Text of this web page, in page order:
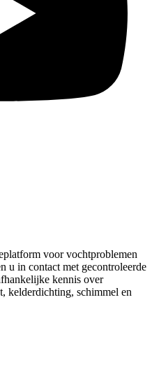
voor vochtproblemen
u in contact met gecontroleerde
kennis over
kelderdichting, schimmel en